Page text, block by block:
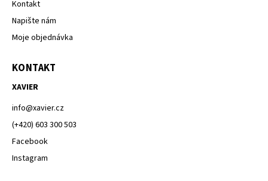
Kontakt
Napište nám
Moje objednávka
KONTAKT
XAVIER
info@xavier.cz
(+420) 603 300 503
Facebook
Instagram